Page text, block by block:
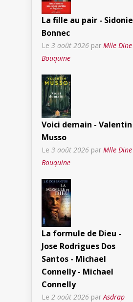
La fille au pair - Sidonie
Bonnec
Le 3 août 2026 par Mlle Dine
Bouquine
Voici demain - Valentin
Musso
Le 3 août 2026 par Mlle Dine
Bouquine
La formule de Dieu -
Jose Rodrigues Dos
Santos - Michael
Connelly - Michael
Connelly
Le 2 août 2026 parAsdrap